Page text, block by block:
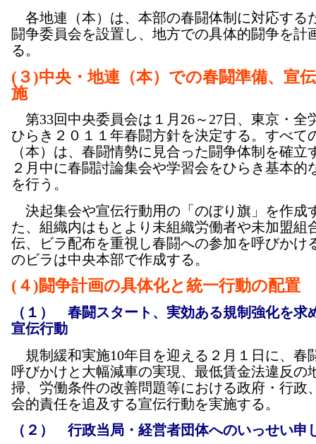
各地連（本）は、本部の春闘体制に対応する
闘争委員会を設置し、地方での具体的闘争を計
る。
(３)中央・地連（本）での春闘準備、宣
施
第33回中央委員会は１月26～27日、東京・全
ひらき２０１１年春闘方針を決定する。すべて
（本）は、春闘情勢に見合った闘争体制を確立
２月中に春闘討論集会や学習会をひらき基本的
を行う。
決起集会や宣伝行動用の「のぼり旗」を作成
た、組織内はもとより未組織労働者や未加盟組
伝、ビラ配布を重視し春闘への参加を呼びかけ
のビラは中央本部で作成する。
(４)闘争計画の具体化と統一行動の配置
（１） 春闘スタート、実効ある規制強化を求
宣伝行動
規制緩和実施10年目を迎える２月１日に、春
呼びかけと大幅減車の実現、最低賃金法違反の
掃、労働条件の改善問題等における政府・行政
会的責任を追及する宣伝行動を実施する。
（２） 行政当局・経営者団体へのいっせい申